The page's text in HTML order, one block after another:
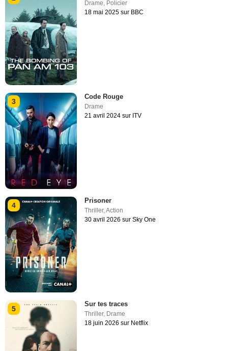
Drame, Policier
18 mai 2025 sur BBC
3
Code Rouge
Drame
21 avril 2024 sur ITV
4
Prisoner
Thriller,Action
30 avril 2026 sur Sky One
5
Sur tes traces
Thriller, Drame
18 juin 2026 sur Netflix